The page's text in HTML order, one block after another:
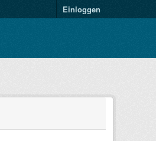
Einloggen